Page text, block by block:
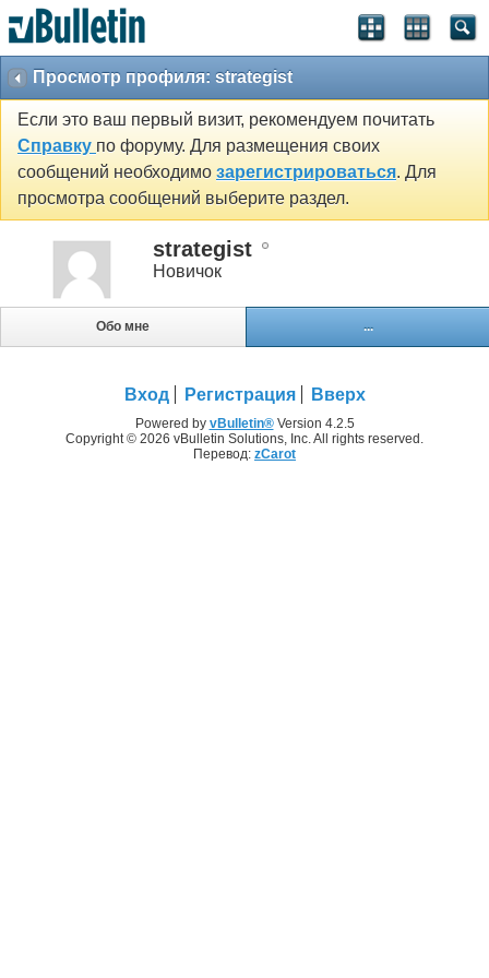
Просмотр профиля: strategist
Если это ваш первый визит, рекомендуем почитать
Справку по форуму. Для размещения своих
сообщений необходимо зарегистрироваться. Для
просмотра сообщений выберите раздел.
strategist
Новичок
Обо мне ...
Вход Регистрация Вверх
Powered by vBulletin®Version 4.2.5
Copyright © 2026 vBulletin Solutions, Inc. All rights reserved.
Перевод: zCarot